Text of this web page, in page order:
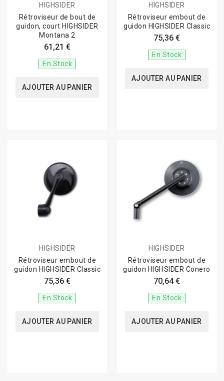
HIGHSIDER
Rétroviseur de bout de
guidon, court HIGHSIDER
Montana 2
61,21 €
En Stock
AJOUTER AU PANIER
HIGHSIDER
Rétroviseur embout de
guidon HIGHSIDER Classic
75,36 €
En Stock
AJOUTER AU PANIER
HIGHSIDER
Rétroviseur embout de
guidon HIGHSIDER Classic
75,36 €
En Stock
AJOUTER AU PANIER
HIGHSIDER
Rétroviseur embout de
guidon HIGHSIDER Conero
70,64 €
En Stock
AJOUTER AU PANIER